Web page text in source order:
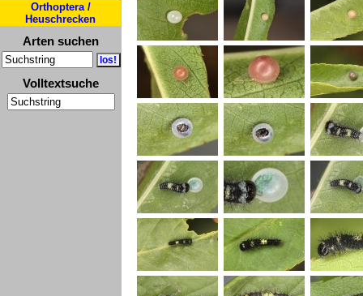
Orthoptera /
Heuschrecken
Arten suchen
Volltextsuche